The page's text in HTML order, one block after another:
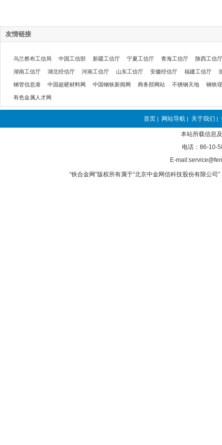
友情链接
乌兰察布工信局 中国工信部 新疆工信厅 宁夏工信厅 青海工信厅 陕西工信厅
湖南工信厅 湖北经信厅 河南工信厅 山东工信厅 安徽经信厅 福建工信厅
钢管信息港 中国超硬材料网 中国钢铁新闻网 商务部网站 不锈钢天地 钢铁
有色金属人才网
首页 | 网站导航 | 关于我们 |
本站所载信息
电话：86-10-
E-
“铁合金网”版权所有属于“北京中金网信科技股份有限公司